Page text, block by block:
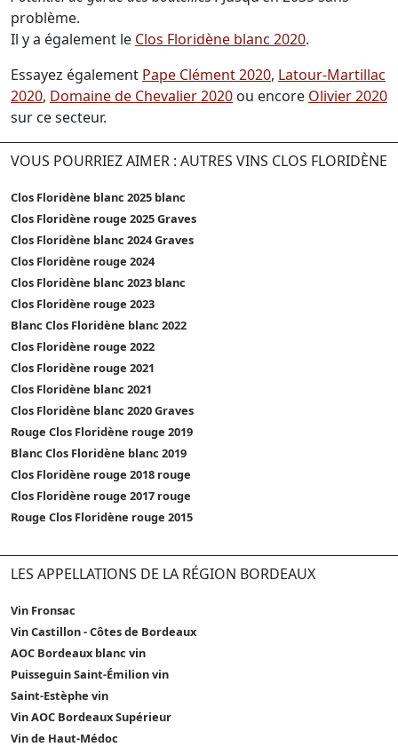
problème.
Il y a également le Clos Floridène blanc 2020.
Essayez également Pape Clément 2020, Latour-Martillac
2020, Domaine de Chevalier 2020 ou encore Olivier 2020
sur ce secteur.
VOUS POURRIEZ AIMER : AUTRES VINS CLOS FLORIDÈNE
Clos Floridène blanc 2025 blanc
Clos Floridène rouge 2025 Graves
Clos Floridène blanc 2024 Graves
Clos Floridène rouge 2024
Clos Floridène blanc 2023 blanc
Clos Floridène rouge 2023
Blanc Clos Floridène blanc 2022
Clos Floridène rouge 2022
Clos Floridène rouge 2021
Clos Floridène blanc 2021
Clos Floridène blanc 2020 Graves
Rouge Clos Floridène rouge 2019
Blanc Clos Floridène blanc 2019
Clos Floridène rouge 2018 rouge
Clos Floridène rouge 2017 rouge
Rouge Clos Floridène rouge 2015
LES APPELLATIONS DE LA RÉGION BORDEAUX
Vin Fronsac
Vin Castillon - Côtes de Bordeaux
AOC Bordeaux blanc vin
Puisseguin Saint-Émilion vin
Saint-Estèphe vin
Vin AOC Bordeaux Supérieur
Vin de Haut-Médoc